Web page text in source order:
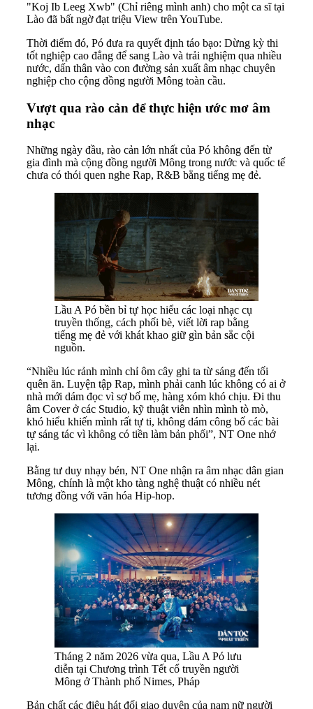
"Koj Ib Leeg Xwb" (Chỉ riêng mình anh) cho một ca sĩ tại
Lào đã bất ngờ đạt triệu View trên YouTube.
Thời điểm đó, Pó đưa ra quyết định táo bạo: Dừng kỳ thi
tốt nghiệp cao đẳng để sang Lào và trải nghiệm qua nhiều
nước, dấn thân vào con đường sản xuất âm nhạc chuyên
nghiệp cho cộng đồng người Mông toàn cầu.
Vượt qua rào cản để thực hiện ước mơ âm
nhạc
Những ngày đầu, rào cản lớn nhất của Pó không đến từ
gia đình mà cộng đồng người Mông trong nước và quốc tế
chưa có thói quen nghe Rap, R&B bằng tiếng mẹ đẻ.
Lầu A Pó bền bỉ tự học hiểu các loại nhạc cụ
truyền thống, cách phối bè, viết lời rap bằng
tiếng mẹ đẻ với khát khao giữ gìn bản sắc cội
nguồn.
“Nhiều lúc rảnh mình chỉ ôm cây ghi ta từ sáng đến tối
quên ăn. Luyện tập Rap, mình phải canh lúc không có ai ở
nhà mới dám đọc vì sợ bố mẹ, hàng xóm khó chịu. Đi thu
âm Cover ở các Studio, kỹ thuật viên nhìn mình tò mò,
khó hiểu khiến mình rất tự ti, không dám công bố các bài
tự sáng tác vì không có tiền làm bản phối”, NT One nhớ
lại.
Bằng tư duy nhạy bén, NT One nhận ra âm nhạc dân gian
Mông, chính là một kho tàng nghệ thuật có nhiều nét
tương đồng với văn hóa Hip-hop.
Tháng 2 năm 2026 vừa qua, Lầu A Pó lưu
diễn tại Chương trình Tết cổ truyền người
Mông ở Thành phố Nimes, Pháp
Bản chất các điệu hát đối giao duyên của nam nữ người